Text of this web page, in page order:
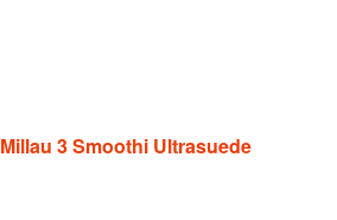
Millau 3 Smoothi Ultrasuede